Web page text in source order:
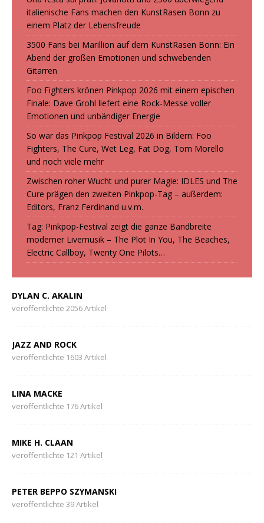
italienische Fans machen den KunstRasen Bonn zu
einem Platz der Lebensfreude
3500 Fans bei Marillion auf dem KunstRasen Bonn: Ein
Abend der großen Emotionen und schwebenden
Gitarren
Foo Fighters krönen Pinkpop 2026 mit einem epischen
Finale: Dave Grohl liefert eine Rock-Messe voller
Emotionen und unbändiger Energie
So war das Pinkpop Festival 2026 in Bildern: Foo
Fighters, The Cure, Wet Leg, Fat Dog, Tom Morello
und noch viele mehr
Zwischen roher Wucht und purer Magie: IDLES und The
Cure prägen den zweiten Pinkpop-Tag – außerdem:
Editors, Franz Ferdinand u.v.m.
Tag: Pinkpop-Festival zeigt die ganze Bandbreite
moderner Livemusik – The Plot In You, The Beaches,
Electric Callboy, Twenty One Pilots…
DYLAN C. AKALIN
veröffentlichte 2056 Artikel
JAZZ AND ROCK
veröffentlichte 1603 Artikel
LINA MACKE
veröffentlichte 176 Artikel
MIKE H. CLAAN
veröffentlichte 121 Artikel
PETER BEPPO SZYMANSKI
veröffentlichte 39 Artikel